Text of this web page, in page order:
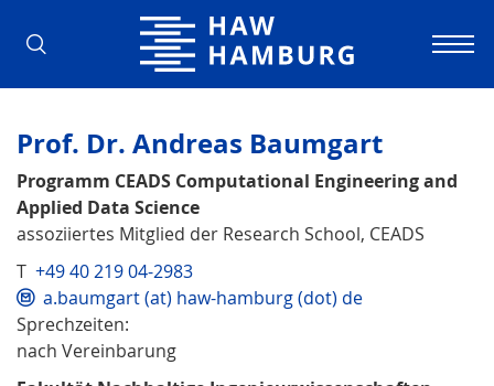
Hochschule für Angewandte
Prof. Dr. Andreas Baumgart
Programm CEADS Computational Engineering and
Applied Data Science
assoziiertes Mitglied der Research School, CEADS
T +49 40 219 04-2983
a.baumgart (at) haw-hamburg (dot) de
Sprechzeiten:
nach Vereinbarung